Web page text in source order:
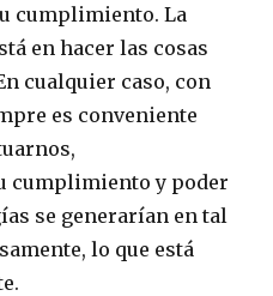
cumplimiento. La
en hacer las cosas
cualquier caso, con
es conveniente
cumplimiento y poder
se generarían en tal
lo que está